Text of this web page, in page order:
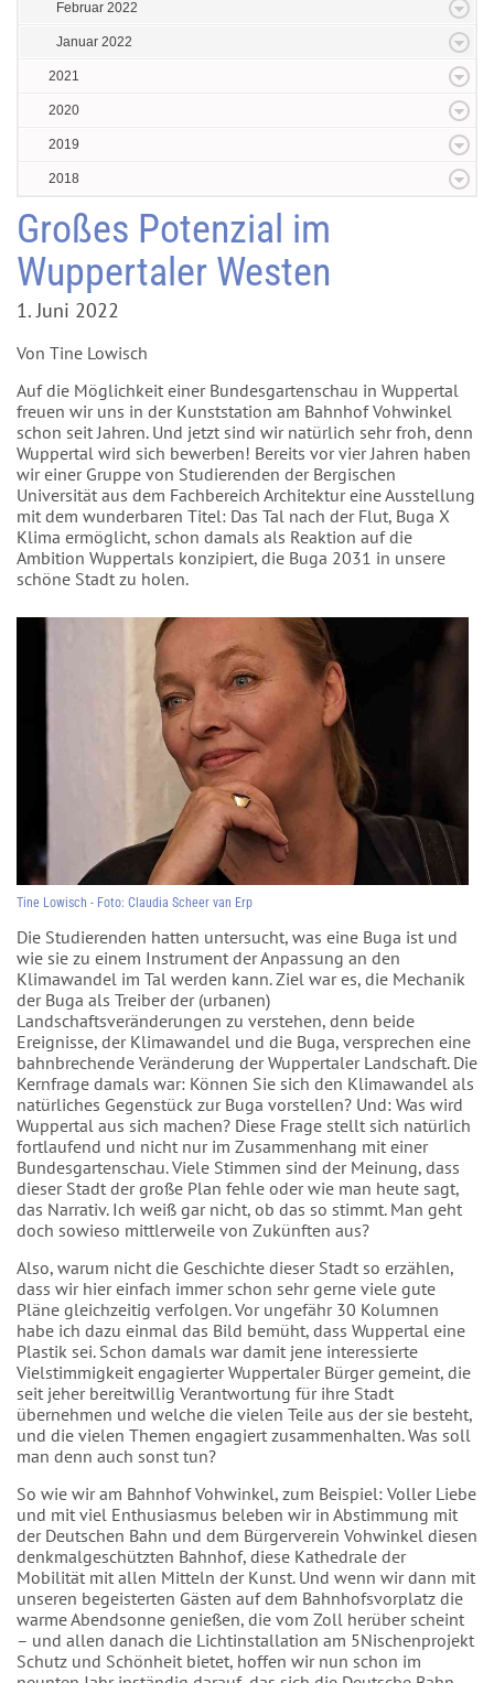
Februar 2022
Januar 2022
2021
2020
2019
2018
Großes Potenzial im
Wuppertaler Westen
1. Juni 2022
Von Tine Lowisch
Auf die Möglichkeit einer Bundesgartenschau in Wuppertal
freuen wir uns in der Kunststation am Bahnhof Vohwinkel
schon seit Jahren. Und jetzt sind wir natürlich sehr froh, denn
Wuppertal wird sich bewerben! Bereits vor vier Jahren haben
wir einer Gruppe von Studierenden der Bergischen
Universität aus dem Fachbereich Architektur eine Ausstellung
mit dem wunderbaren Titel: Das Tal nach der Flut, Buga X
Klima ermöglicht, schon damals als Reaktion auf die
Ambition Wuppertals konzipiert, die Buga 2031 in unsere
schöne Stadt zu holen.
Tine Lowisch - Foto: Claudia Scheer van Erp
Die Studierenden hatten untersucht, was eine Buga ist und
wie sie zu einem Instrument der Anpassung an den
Klimawandel im Tal werden kann. Ziel war es, die Mechanik
der Buga als Treiber der (urbanen)
Landschaftsveränderungen zu verstehen, denn beide
Ereignisse, der Klimawandel und die Buga, versprechen eine
bahnbrechende Veränderung der Wuppertaler Landschaft. Die
Kernfrage damals war: Können Sie sich den Klimawandel als
natürliches Gegenstück zur Buga vorstellen? Und: Was wird
Wuppertal aus sich machen? Diese Frage stellt sich natürlich
fortlaufend und nicht nur im Zusammenhang mit einer
Bundesgartenschau. Viele Stimmen sind der Meinung, dass
dieser Stadt der große Plan fehle oder wie man heute sagt,
das Narrativ. Ich weiß gar nicht, ob das so stimmt. Man geht
doch sowieso mittlerweile von Zukünften aus?
Also, warum nicht die Geschichte dieser Stadt so erzählen,
dass wir hier einfach immer schon sehr gerne viele gute
Pläne gleichzeitig verfolgen. Vor ungefähr 30 Kolumnen
habe ich dazu einmal das Bild bemüht, dass Wuppertal eine
Plastik sei. Schon damals war damit jene interessierte
Vielstimmigkeit engagierter Wuppertaler Bürger gemeint, die
seit jeher bereitwillig Verantwortung für ihre Stadt
übernehmen und welche die vielen Teile aus der sie besteht,
und die vielen Themen engagiert zusammenhalten. Was soll
man denn auch sonst tun?
So wie wir am Bahnhof Vohwinkel, zum Beispiel: Voller Liebe
und mit viel Enthusiasmus beleben wir in Abstimmung mit
der Deutschen Bahn und dem Bürgerverein Vohwinkel diesen
denkmalgeschützten Bahnhof, diese Kathedrale der
Mobilität mit allen Mitteln der Kunst. Und wenn wir dann mit
unseren begeisterten Gästen auf dem Bahnhofsvorplatz die
warme Abendsonne genießen, die vom Zoll herüber scheint
– und allen danach die Lichtinstallation am 5Nischenprojekt
Schutz und Schönheit bietet, hoffen wir nun schon im